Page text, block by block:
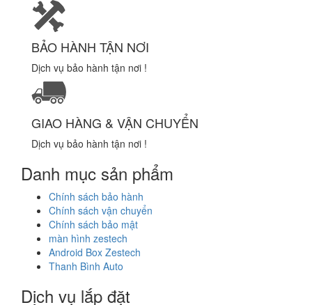
BẢO HÀNH TẬN NƠI
Dịch vụ bảo hành tận nơi !
GIAO HÀNG & VẬN CHUYỂN
Dịch vụ bảo hành tận nơi !
Danh mục sản phẩm
Chính sách bảo hành
Chính sách vận chuyển
Chính sách bảo mật
màn hình zestech
Android Box Zestech
Thanh Bình Auto
Dịch vụ lắp đặt